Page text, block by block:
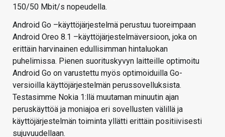
150/50 Mbit/s nopeudella.
Android Go –käyttöjärjestelmä perustuu tuoreimpaan
Android Oreo 8.1 –käyttöjärjestelmäversioon, joka on
erittäin harvinainen edullisimman hintaluokan
puhelimissa. Pienen suorituskyvyn laitteille optimoitu
Android Go on varustettu myös optimoiduilla Go-
versioilla käyttöjärjestelmän perussovelluksista.
Testasimme Nokia 1:llä muutaman minuutin ajan
peruskäyttöä ja moniajoa eri sovellusten välillä ja
käyttöjärjestelmän toiminta yllätti erittäin positiivisesti
sujuvuudellaan.